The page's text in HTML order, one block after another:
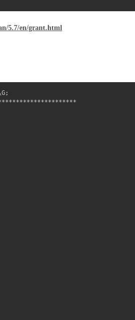
5.7/en/grant.html